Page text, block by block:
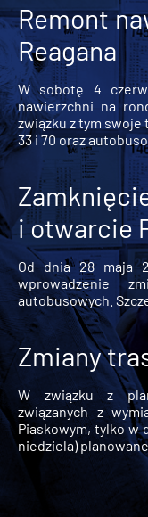
Remont
Reagana
W sobotę 4
nawierzchni na
związku z tym swoje
33 i 70 oraz
i otwarcie
Od dnia 28 maja
wprowadzenie
autobusowych.
Zmiany
W związku z
związanych z
Piaskowym, tylko w
niedziela)